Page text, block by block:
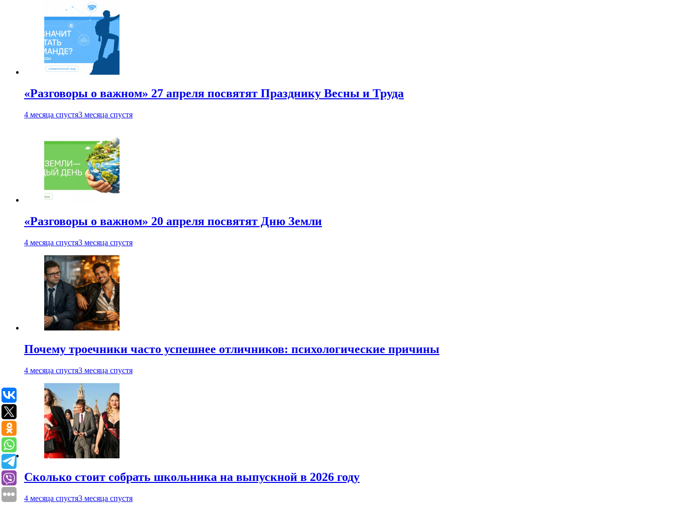
«Разговоры о важном» 27 апреля посвятят Празднику Весны и Труда
4 месяца спустя3 месяца спустя
«Разговоры о важном» 20 апреля посвятят Дню Земли
4 месяца спустя3 месяца спустя
Почему троечники часто успешнее отличников: психологические причины
4 месяца спустя3 месяца спустя
Сколько стоит собрать школьника на выпускной в 2026 году
4 месяца спустя3 месяца спустя